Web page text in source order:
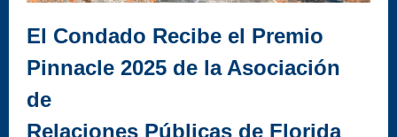
El Condado Recibe el Premio
Pinnacle 2025 de la Asociación
de
Relaciones Públicas de Florida